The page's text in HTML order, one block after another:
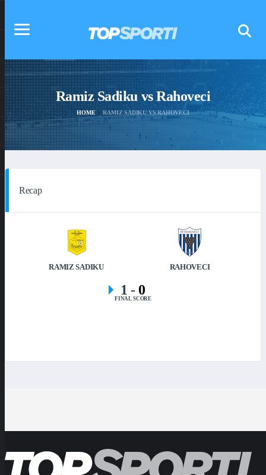
Ramiz Sadiku vs Rahoveci
HOME RAMIZ SADIKU VS RAHOVECI
Recap
RAMIZ SADIKU RAHOVECI
1- 0
FINAL SCORE